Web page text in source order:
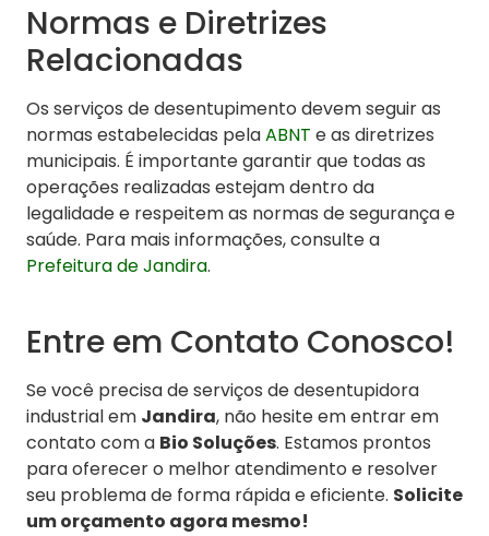
Normas e Diretrizes
Relacionadas
Os serviços de desentupimento devem seguir as
normas estabelecidas pelaABNT e as diretrizes
municipais. É importante garantir que todas as
operações realizadas estejam dentro da
legalidade e respeitem as normas de segurança e
saúde. Para mais informações, consulte a
Prefeitura de Jandira.
Entre em Contato Conosco!
Se você precisa de serviços de desentupidora
industrial em Jandira, não hesite em entrar em
contato com a Bio Soluções. Estamos prontos
para oferecer o melhor atendimento e resolver
seu problema de forma rápida e eficiente. Solicite
um orçamento agora mesmo!